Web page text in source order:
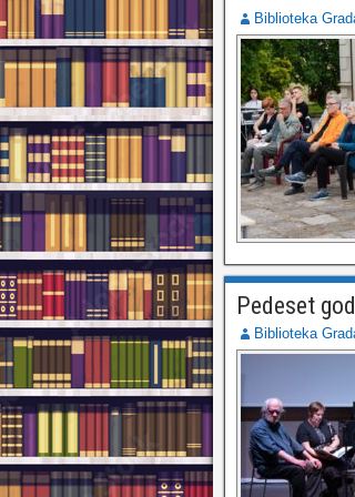
Biblioteka
Pedeset
Biblioteka